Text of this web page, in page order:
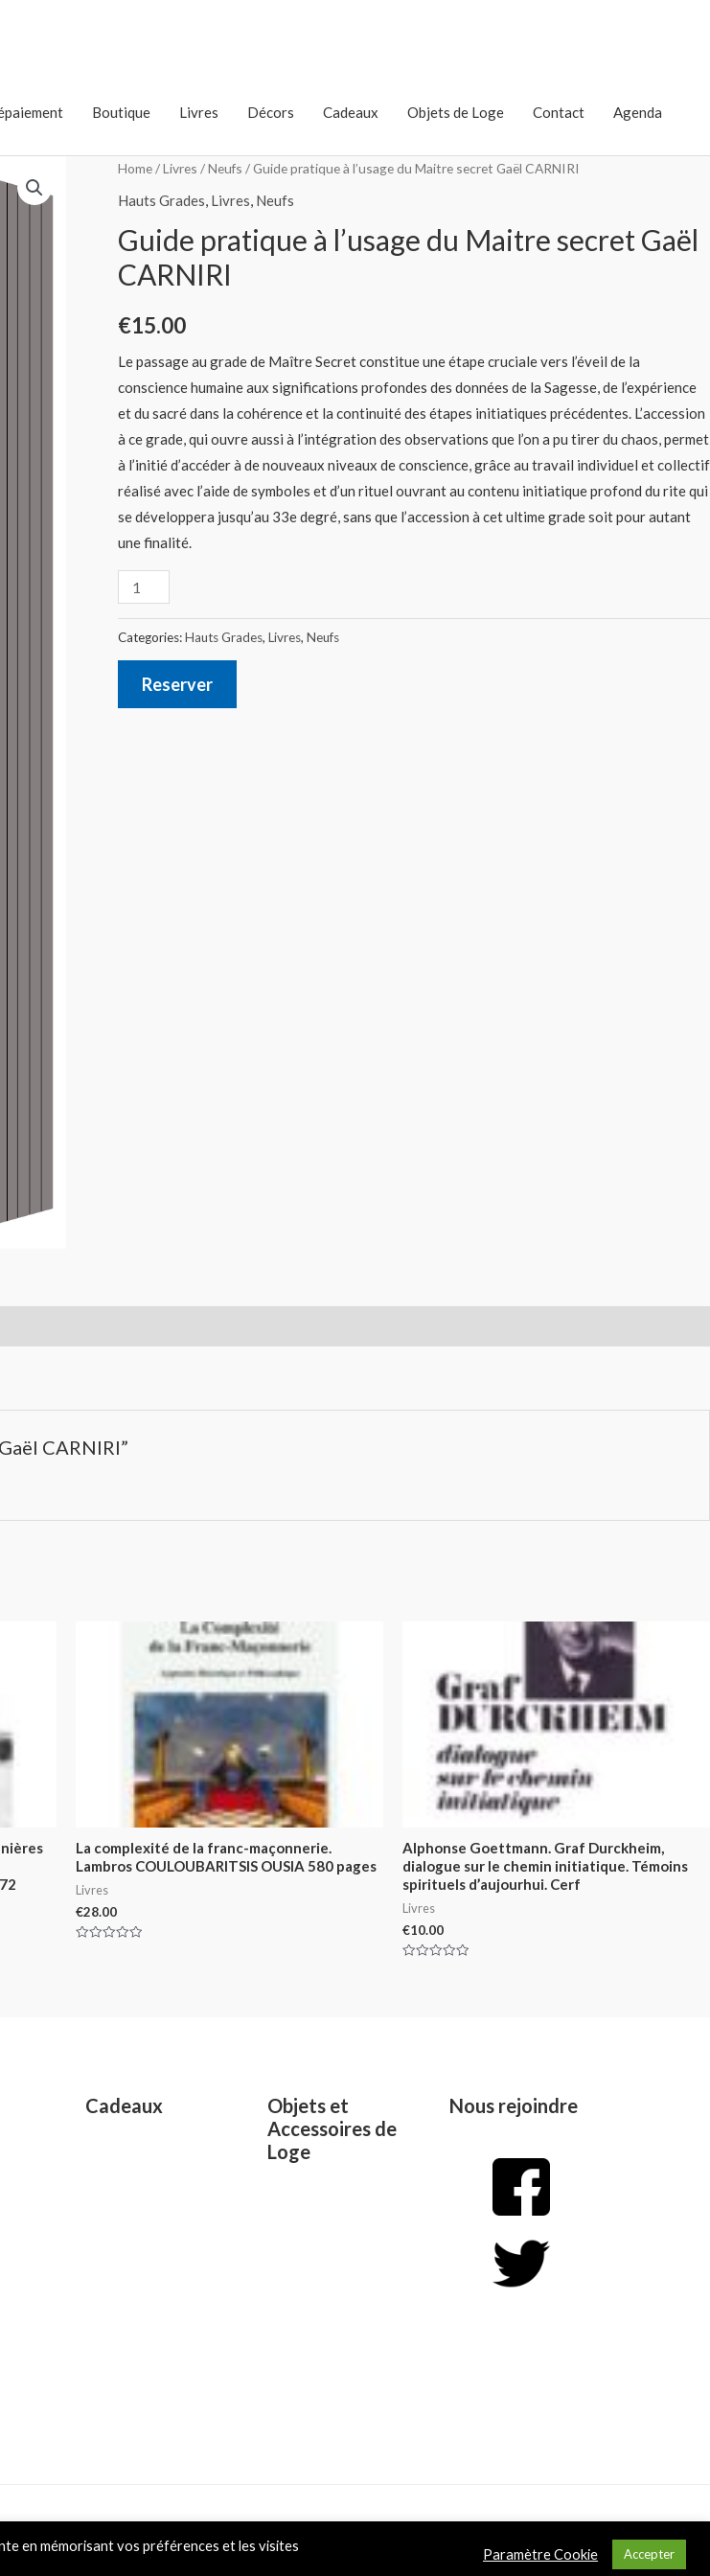
Boutique Livres Décors Cadeaux Objets de Loge Contact Agenda
Home/Livres /Neufs / Guide pratique à l’usage du Maitre secret Gaël CARNIRI
Hauts Grades, Livres, Neufs
Guide pratique à l’usage du Maitre secret Gaël
CARNIRI
€15.00
Le passage au grade de Maître Secret constitue une étape cruciale vers l’éveil de la
conscience humaine aux significations profondes des données de la Sagesse, de l’expérience
et du sacré dans la cohérence et la continuité des étapes initiatiques précédentes. L’accession
à ce grade, qui ouvre aussi à l’intégration des observations que l’on a pu tirer du chaos, permet
à l’initié d’accéder à de nouveaux niveaux de conscience, grâce au travail individuel et collectif
réalisé avec l’aide de symboles et d’un rituel ouvrant au contenu initiatique profond du rite qui
se développera jusqu’au 33e degré, sans que l’accession à cet ultime grade soit pour autant
une finalité.
Categories:Hauts Grades, Livres, Neufs
Reserver
CARNIRI”
La complexité de la franc-maçonnerie.
Lambros COULOUBARITSIS OUSIA 580 pages
Livres
€28.00
Alphonse Goettmann. Graf Durckheim,
dialogue sur le chemin initiatique. Témoins
spirituels d’aujourhui. Cerf
Livres
€10.00
Cadeaux
Objets et
Accessoires de
Loge
Nous rejoindre
en mémorisant vos préférences et les visites
Paramètre Cookie Accepter